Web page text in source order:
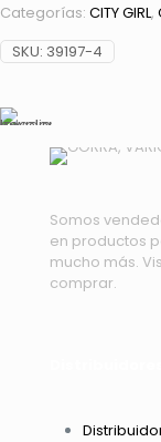
39197-
4
cantidad
Categorías: CITY GIRL,
SKU: 39197-4
Somos
en productos
mucho más.
comprar.